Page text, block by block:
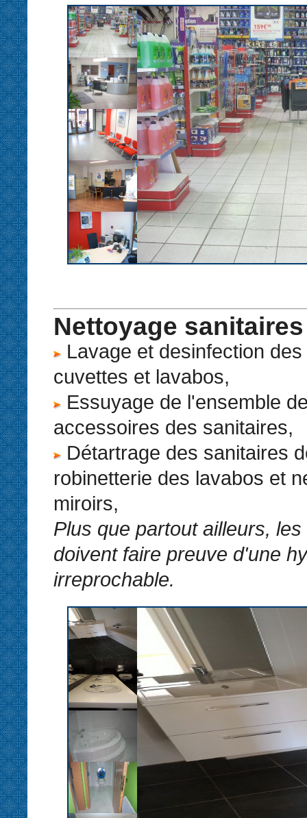
Nettoyage sanitaires
Lavage et desinfection
cuvettes et lavabos,
Essuyage de l'ensemble
accessoires des sanitaires,
Détartrage des sanitaires
robinetterie des lavabos et
miroirs,
Plus que partout ailleurs,
doivent faire preuve d'une
irreprochable.